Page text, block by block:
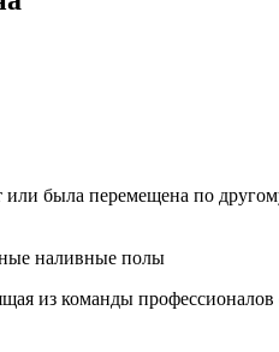
была перемещена по
из команды